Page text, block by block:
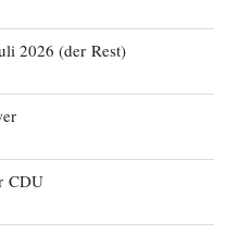
2026 (der Rest)
CDU